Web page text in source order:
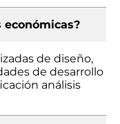
económicas?
de diseño,
de desarrollo
análisis